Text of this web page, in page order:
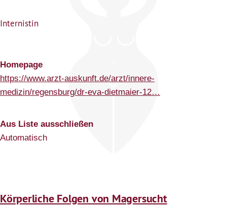
Internistin
Homepage
https://www.arzt-auskunft.de/arzt/innere-
medizin/regensburg/dr-eva-dietmaier-12…
Aus Liste ausschließen
Automatisch
Körperliche Folgen von Magersucht